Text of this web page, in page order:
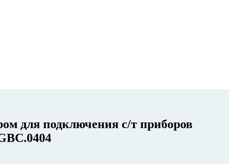
для подключения с/т приборов